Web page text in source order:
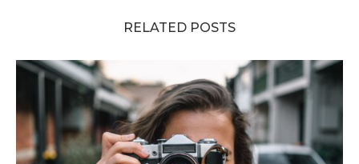
RELATED POSTS